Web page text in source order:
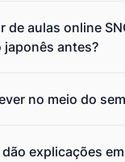
de aulas online
antes?
no meio do
explicações